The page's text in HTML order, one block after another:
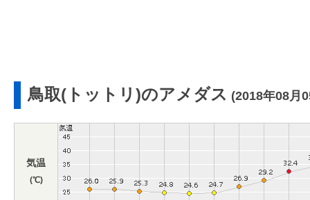
鳥取(トットリ)のアメダス (2018年08月
気温
(℃)